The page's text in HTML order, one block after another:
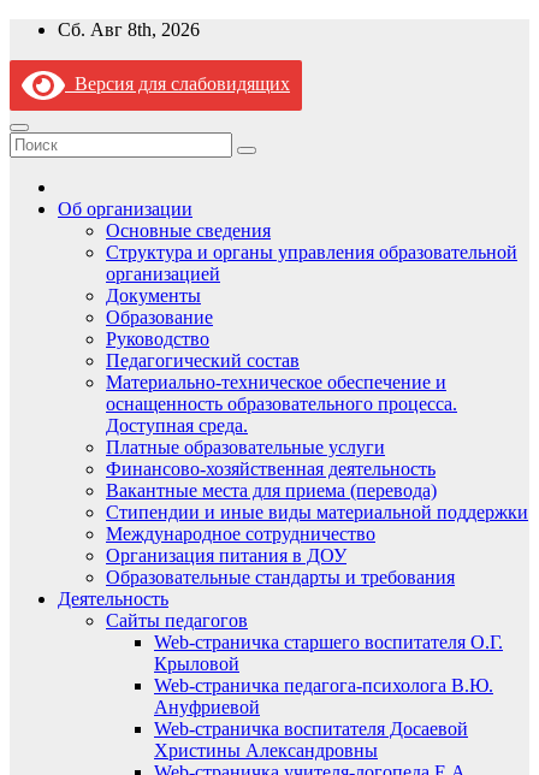
Перейти
содержимому
Сб. Авг 8th, 2026
Версия для слабовидящих
Об организации
Основные сведения
Структура и органы управления образовательной
организацией
Документы
Образование
Руководство
Педагогический состав
Материально-техническое обеспечение и
оснащенность образовательного процесса.
Доступная среда.
Платные образовательные услуги
Финансово-хозяйственная деятельность
Вакантные места для приема (перевода)
Стипендии и иные виды материальной поддержки
Международное сотрудничество
Организация питания в ДОУ
Образовательные стандарты и требования
Деятельность
Сайты педагогов
Web-страничка старшего воспитателя О.Г.
Крыловой
Web-страничка педагога-психолога В.Ю.
Ануфриевой
Web-страничка воспитателя Досаевой
Христины Александровны